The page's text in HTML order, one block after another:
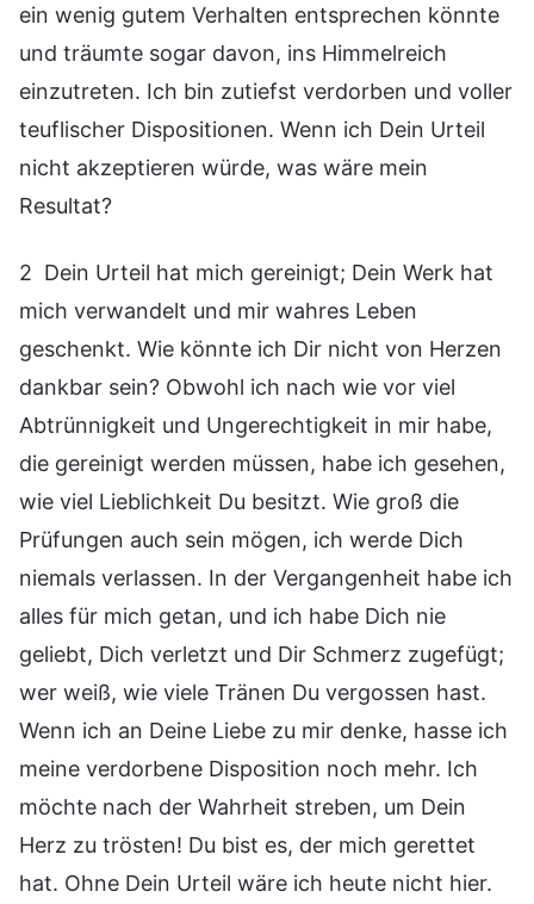
ein wenig gutem Verhalten entsprechen könnte
und träumte sogar davon, ins Himmelreich
einzutreten. Ich bin zutiefst verdorben und voller
teuflischer Dispositionen. Wenn ich Dein Urteil
nicht akzeptieren würde, was wäre mein
Resultat?
2 Dein Urteil hat mich gereinigt; Dein Werk hat
mich verwandelt und mir wahres Leben
geschenkt. Wie könnte ich Dir nicht von Herzen
dankbar sein? Obwohl ich nach wie vor viel
Abtrünnigkeit und Ungerechtigkeit in mir habe,
die gereinigt werden müssen, habe ich gesehen,
wie viel Lieblichkeit Du besitzt. Wie groß die
Prüfungen auch sein mögen, ich werde Dich
niemals verlassen. In der Vergangenheit habe ich
alles für mich getan, und ich habe Dich nie
geliebt, Dich verletzt und Dir Schmerz zugefügt;
wer weiß, wie viele Tränen Du vergossen hast.
Wenn ich an Deine Liebe zu mir denke, hasse ich
meine verdorbene Disposition noch mehr. Ich
möchte nach der Wahrheit streben, um Dein
Herz zu trösten! Du bist es, der mich gerettet
hat. Ohne Dein Urteil wäre ich heute nicht hier.